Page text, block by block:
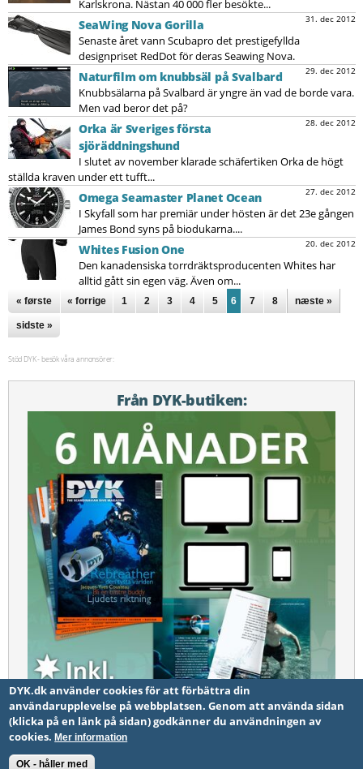
Karlskrona. Nästan 40 000 fler besökte...
31. dec 2012
SeaWing Nova Gorilla
Senaste året vann Scubapro det prestigefyllda
designpriset RedDot för deras Seawing Nova.
29. dec 2012
Naturfilm om knubbsäl på Svalbard
Knubbsälarna på Svalbard är yngre än vad de borde vara.
Men vad beror det på?
28. dec 2012
Orka är Sveriges första
sjöräddningshund
I slutet av november klarade schäfertiken Orka de högt
ställda kraven under ett tufft...
27. dec 2012
Omega Seamaster Planet Ocean
I Skyfall som har premiär under hösten är det 23e gången
James Bond syns på biodukarna....
20. dec 2012
Whites Fusion One
Den kanadensiska torrdräktsproducenten Whites har
alltid gått sin egen väg. Även om...
Sidor
« første « forrige 1 2 3 4 5 6 7 8 næste »
sidste »
Stöd DYK - besök våra annonsörer:
Från DYK-butiken:
DYK – 6 månader
DYK.dk använder cookies för att förbättra din
användarupplevelse på webbplatsen. Genom att använda sidan
(klicka på en länk på sidan) godkänner du användningen av
cookies.Mer information
OK - håller med